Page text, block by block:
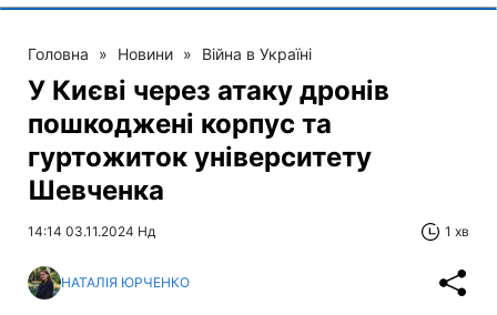
Головна » Новини » Війна в Україні
У Києві через атаку дронів
пошкоджені корпус та
гуртожиток університету
Шевченка
14:14 03.11.2024 Нд 1 хв
НАТАЛІЯ ЮРЧЕНКО